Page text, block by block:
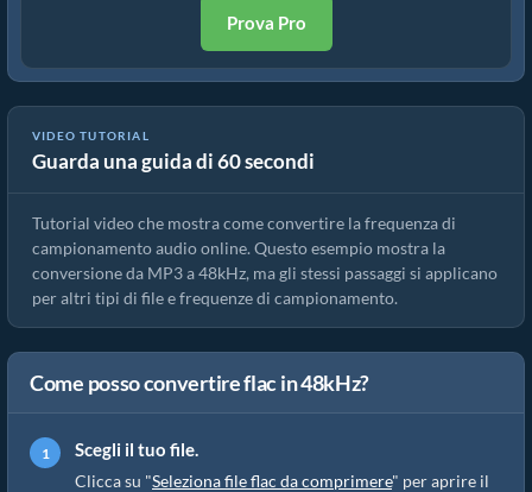
Prova Pro
VIDEO TUTORIAL
Guarda una guida di 60 secondi
Come convertire la frequenza di campionamento audio.
Tutorial video che mostra come convertire la frequenza di
campionamento audio online. Questo esempio mostra la
conversione da MP3 a 48kHz, ma gli stessi passaggi si applicano
per altri tipi di file e frequenze di campionamento.
Come posso convertire flac in 48kHz?
Scegli il tuo file.
Clicca su "Seleziona file flac da comprimere" per aprire il